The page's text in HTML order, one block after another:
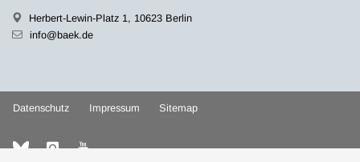
Herbert-Lewin-Platz 1, 10623 Berlin
info@baek.de
Datenschutz Impressum Sitemap